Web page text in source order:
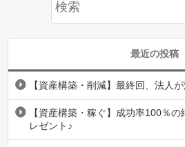
最近の投稿
【資産構築・削減】最終回、法人
【資産構築・稼ぐ】成功率100％
レゼント♪